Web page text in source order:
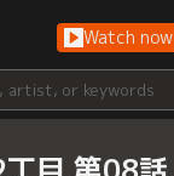
Watch now